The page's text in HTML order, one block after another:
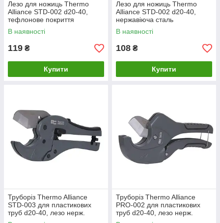
Лезо для ножиць Thermo
Alliance STD-002 d20-40,
тефлонове покриття
В наявності
119 ₴
Купити
Лезо для ножиць Thermo
Alliance STD-002 d20-40,
нержавіюча сталь
В наявності
108 ₴
Купити
Труборіз Thermo Alliance
STD-003 для пластикових
труб d20-40, лезо нерж.
сталь
Труборіз Thermo Alliance
PRO-002 для пластикових
труб d20-40, лезо нерж.
сталь